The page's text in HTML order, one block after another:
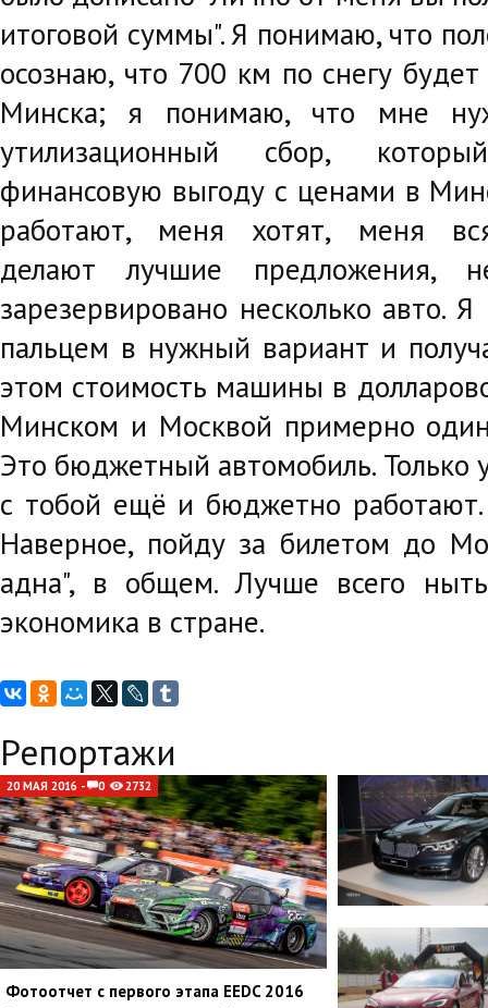
итоговой суммы". Я понимаю, что
осознаю, что 700 км по снегу
Минска; я понимаю, что мне
утилизационный сбор,
финансовую выгоду с ценами в
работают, меня хотят, меня
делают лучшие
зарезервировано несколько авто.
пальцем в нужный вариант и
этом стоимость машины в
Минском и Москвой примерно
Это бюджетный автомобиль. Только
с тобой ещё и бюджетно
Наверное, пойду за билетом до
адна", в общем. Лучше всего
экономика в стране.
Репортажи
20 МАЯ 2016 - 0 2732
Фотоотчет с первого этапа EEDC 2016